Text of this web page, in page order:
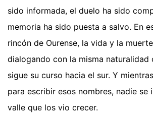
sido informada, el duelo ha sido
memoria ha sido puesta a salvo. En
rincón de Ourense, la vida y la
dialogando con la misma naturalidad
sigue su curso hacia el sur. Y
para escribir esos nombres, nadie se
valle que los vio crecer.